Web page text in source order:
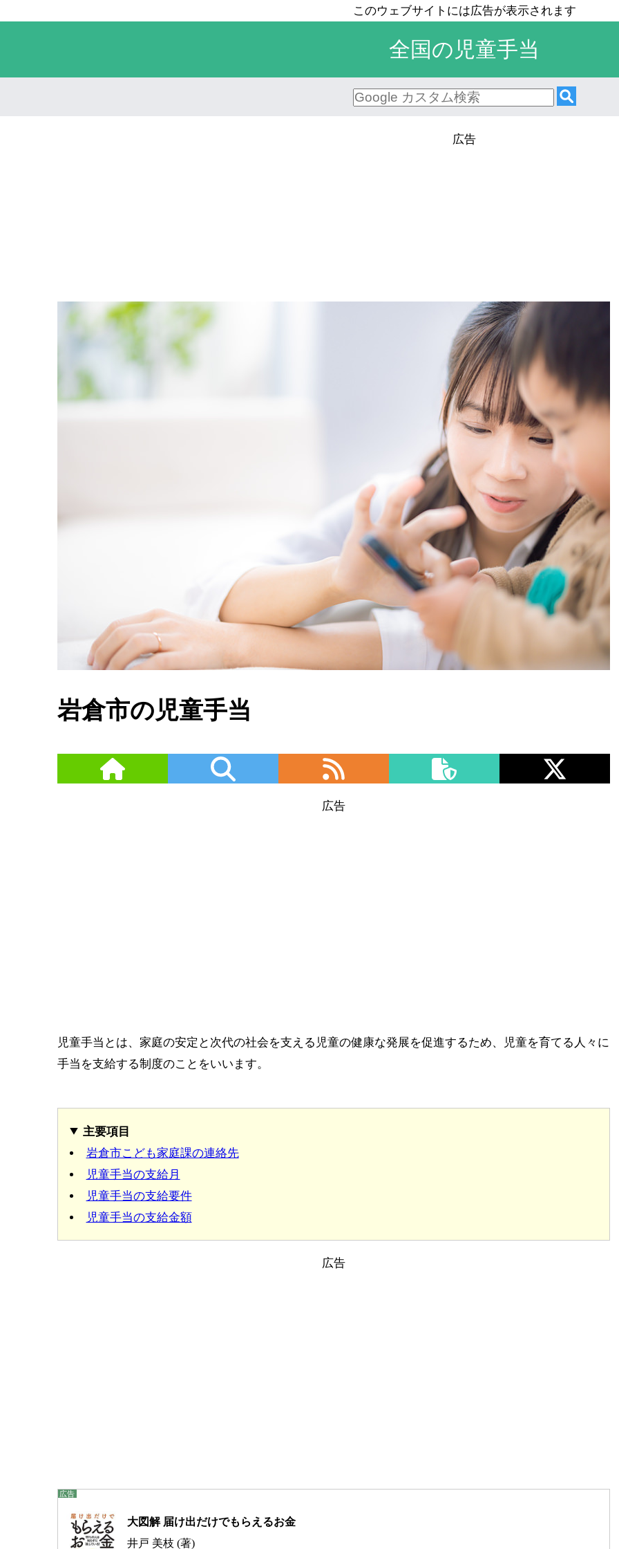
全国の児童手当
岩倉市の児童手当
児童手当とは、家庭の安定と次代の社会を支える児童の健康な発展を促進するため、児童を育てる人々に
手当を支給する制度のことをいいます。
主要項目
岩倉市こども家庭課の連絡先
児童手当の支給月
児童手当の支給要件
児童手当の支給金額
大図解 届け出だけでもらえるお金
井戸 美枝 (著)